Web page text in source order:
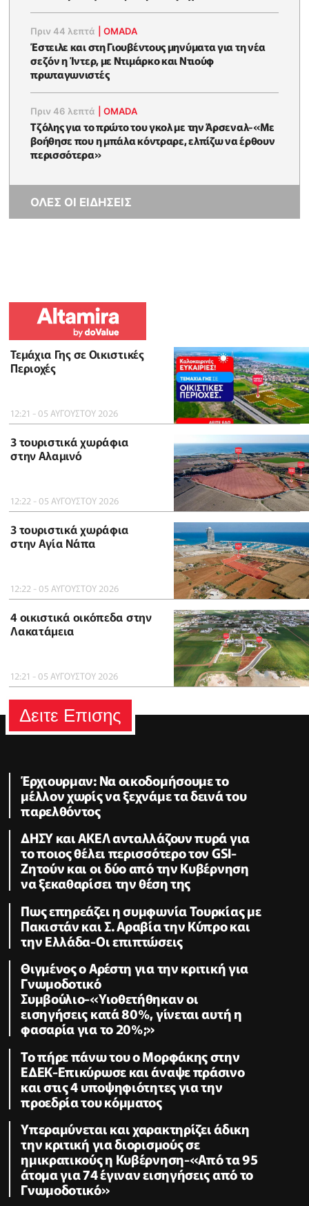
Πριν 44 λεπτά |OMADA
Έστειλε και στη Γιουβέντους μηνύματα για τη νέα
σεζόν η Ίντερ, με Ντιμάρκο και Ντιούφ
πρωταγωνιστές
Πριν 46 λεπτά |OMADA
Τζόλης για το πρώτο του γκολ με την Άρσεναλ-«Με
βοήθησε που η μπάλα κόντραρε, ελπίζω να έρθουν
περισσότερα»
ΟΛΕΣ ΟΙ ΕΙΔΗΣΕΙΣ
Τεμάχια Γης σε Οικιστικές
Περιοχές
12:21 - 05 ΑΥΓΟΥΣΤΟΥ 2026
3 τουριστικά χωράφια
στην Αλαμινό
12:22 - 05 ΑΥΓΟΥΣΤΟΥ 2026
3 τουριστικά χωράφια
στην Αγία Νάπα
12:22 - 05 ΑΥΓΟΥΣΤΟΥ 2026
4 οικιστικά οικόπεδα στην
Λακατάμεια
12:21 - 05 ΑΥΓΟΥΣΤΟΥ 2026
Δειτε Επισης
Έρχιουρμαν: Να οικοδομήσουμε το
μέλλον χωρίς να ξεχνάμε τα δεινά του
παρελθόντος
ΔΗΣΥ και ΑΚΕΛ ανταλλάζουν πυρά για
το ποιος θέλει περισσότερο τον GSI-
Ζητούν και οι δύο από την Κυβέρνηση
να ξεκαθαρίσει την θέση της
Πως επηρεάζει η συμφωνία Τουρκίας με
Πακιστάν και Σ. Αραβία την Κύπρο και
την Ελλάδα-Οι επιπτώσεις
Θιγμένος ο Αρέστη για την κριτική για
Γνωμοδοτικό
Συμβούλιο-«Υιοθετήθηκαν οι
εισηγήσεις κατά 80%, γίνεται αυτή η
φασαρία για το 20%;»
Το πήρε πάνω του ο Μορφάκης στην
ΕΔΕΚ-Επικύρωσε και άναψε πράσινο
και στις 4 υποψηφιότητες για την
προεδρία του κόμματος
Υπεραμύνεται και χαρακτηρίζει άδικη
την κριτική για διορισμούς σε
ημικρατικούς η Κυβέρνηση-«Από τα 95
άτομα για 74 έγιναν εισηγήσεις από το
Γνωμοδοτικό»